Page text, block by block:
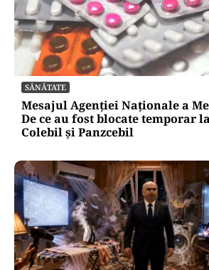
SĂNĂTATE
Mesajul Agenției Naționale a
De ce au fost blocate temporar
Colebil și Panzcebil